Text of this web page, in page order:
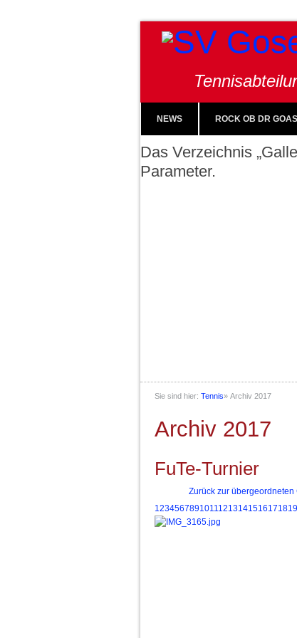
NEWS ROCK OB DR
Das Verzeichnis
Parameter.
Sie sind hier: Tennis» Archiv 2017
Archiv 2017
FuTe-Turnier
Zurück zur übergeordneten
12345678910111213141516171819